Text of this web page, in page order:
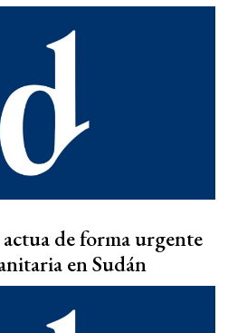
de forma urgente
en Sudán